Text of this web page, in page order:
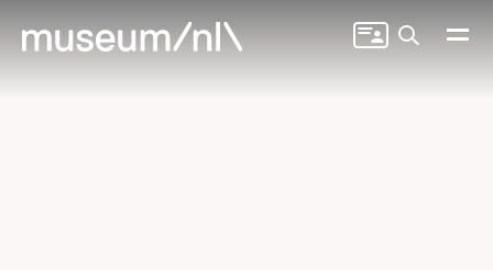
Zoeken